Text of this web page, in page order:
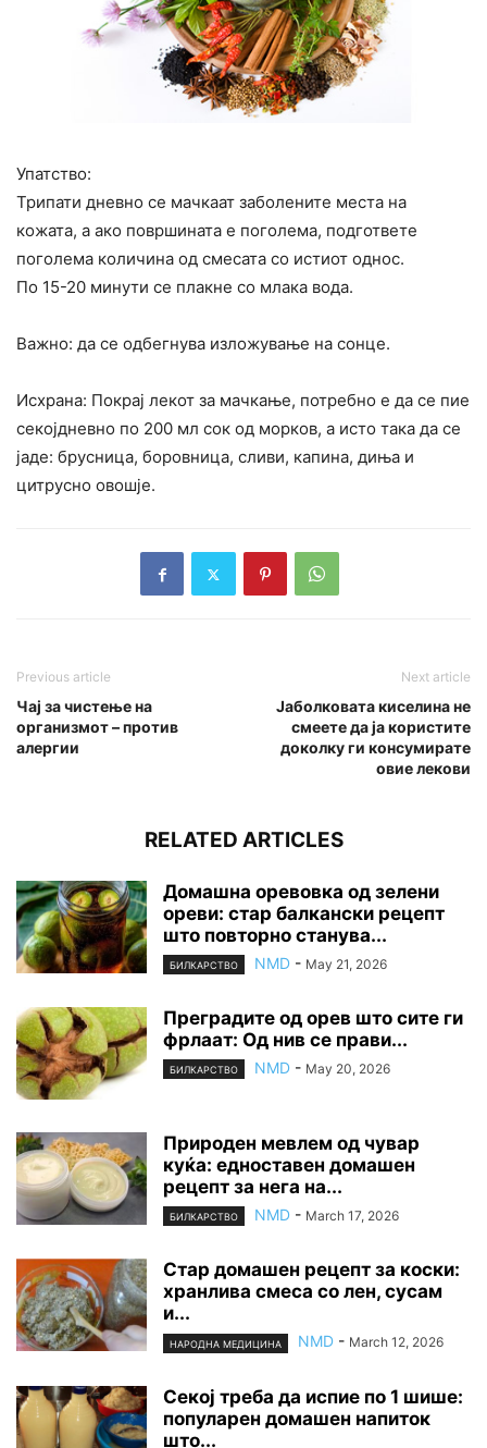
Упатство:
Трипати дневно се мачкаат заболените места на
кожата, а ако површината е поголема, подгответе
поголема количина од смесата со истиот однос.
По 15-20 минути се плакне со млака вода.
Важно: да се одбегнува изложување на сонце.
Исхрана: Покрај лекот за мачкање, потребно е да се пие
секојдневно по 200 мл сок од морков, а исто така да се
јаде: брусница, боровница, сливи, капина, диња и
цитрусно овошје.
Previous article
Чај за чистење на
организмот – против
алергии
Next article
Јаболковата киселина не
смеете да ја користите
доколку ги консумирате
овие лекови
RELATED ARTICLES
Домашна оревовка од зелени
ореви: стар балкански рецепт
што повторно станува...
БИЛКАРСТВО NMD - May 21, 2026
Преградите од орев што сите ги
фрлаат: Од нив се прави...
БИЛКАРСТВО NMD - May 20, 2026
Природен мевлем од чувар
куќа: едноставен домашен
рецепт за нега на...
БИЛКАРСТВО NMD - March 17, 2026
Стар домашен рецепт за коски:
хранлива смеса со лен, сусам
и...
НАРОДНА МЕДИЦИНА NMD - March 12, 2026
Секој треба да испие по 1 шише:
популарен домашен напиток
што...